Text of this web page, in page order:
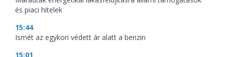
és piaci hitelek
15:44
Ismét az egykori védett ár alatt a benzin
15:01